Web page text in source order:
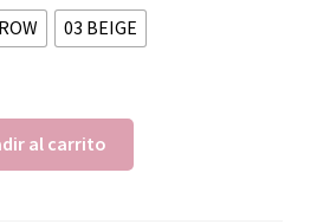
03 BEIGE
al carrito